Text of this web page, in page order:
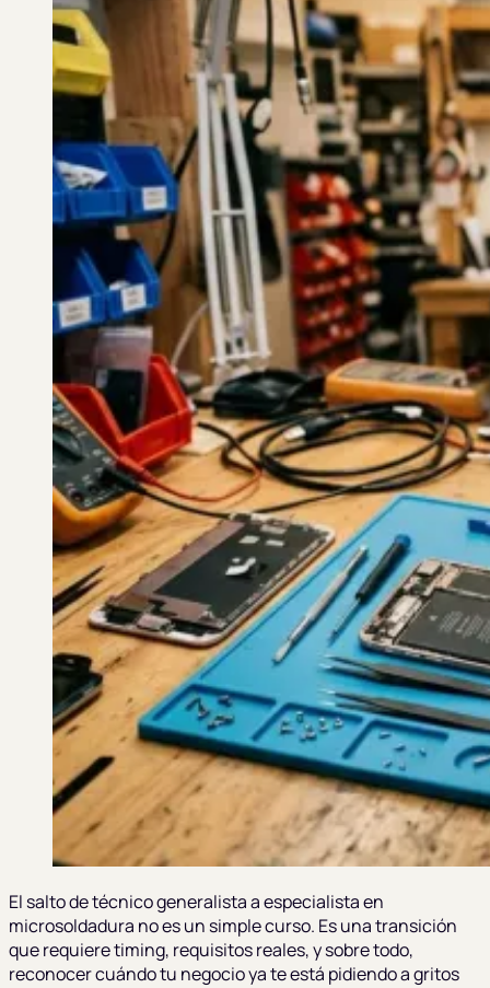
El salto de técnico generalista a especialista en
microsoldadura no es un simple curso. Es una transición
que requiere timing, requisitos reales, y sobre todo,
reconocer cuándo tu negocio ya te está pidiendo a gritos